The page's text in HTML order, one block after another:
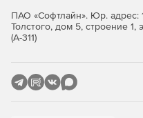
небольшом сегменте и
которое покажет лучший
Отслеживание
ПАО «Софтлайн». Юр. адрес:
Толстого, дом 5, строение
(А-311)